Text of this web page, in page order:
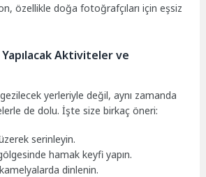
özellikle doğa fotoğrafçıları için eşsiz
Yapılacak Aktiviteler ve
yerleriyle değil, aynı zamanda
de dolu. İşte size birkaç öneri:
serinleyin.
hamak keyfi yapın.
dinlenin.